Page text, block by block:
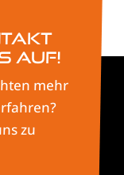
auf!
mehr
zu